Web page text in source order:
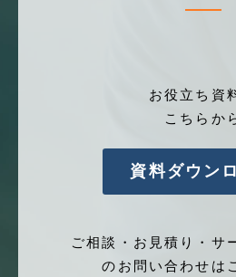
お役立ち資
こちらか
資料ダウン
ご相談・お見積り・サ
のお問い合わせは